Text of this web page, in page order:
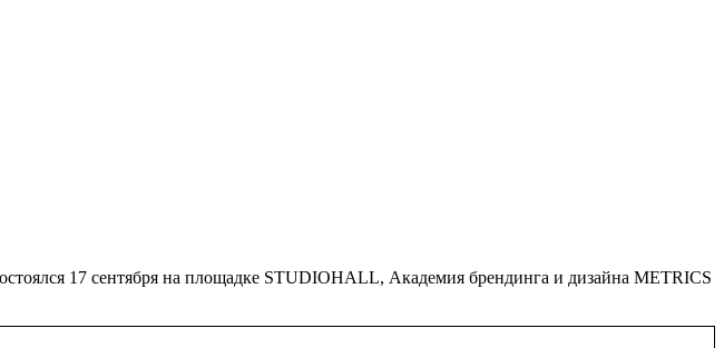
17 сентября на площадке STUDIOHALL, Академия брендинга и дизайна METRICS